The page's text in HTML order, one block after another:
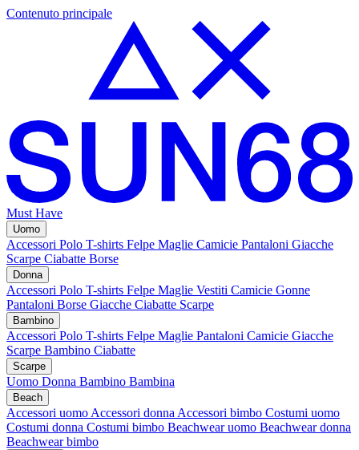
Contenuto principale
Must Have
Uomo
Accessori Polo T-shirts Felpe Maglie Camicie Pantaloni Giacche
Scarpe Ciabatte Borse
Donna
Accessori Polo T-shirts Felpe Maglie Vestiti Camicie Gonne
Pantaloni Borse Giacche Ciabatte Scarpe
Bambino
Accessori Polo T-shirts Felpe Maglie Pantaloni Camicie Giacche
Scarpe Bambino Ciabatte
Scarpe
Uomo Donna Bambino Bambina
Beach
Accessori uomo Accessori donna Accessori bimbo Costumi uomo
Costumi donna Costumi bimbo Beachwear uomo Beachwear donna
Beachwear bimbo